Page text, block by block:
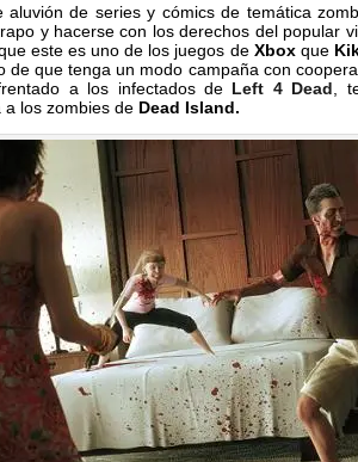
aluvión de series y cómics de temática
y hacerse con los derechos del popular
este es uno de los juegos de Xboxque
de que tenga un modo campaña con
a los infectados de Left 4 Dead ,
a los zombies de Dead Island.